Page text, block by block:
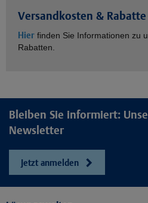
Versandkosten & Rabatte
Hier finden Sie Informationen zu
Rabatten.
Bleiben Sie informiert:
Newsletter
Jetzt anmelden